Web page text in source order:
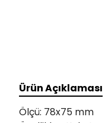
Ürün Açıklaması
Ölçü: 78x75 mm